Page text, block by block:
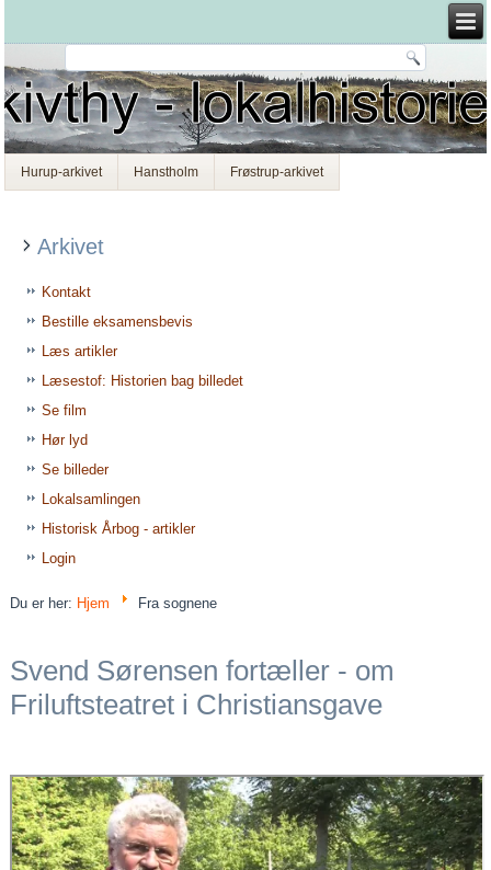
Hurup-arkivet Hanstholm Frøstrup-arkivet
Arkivet
Kontakt
Bestille eksamensbevis
Læs artikler
Læsestof: Historien bag billedet
Se film
Hør lyd
Se billeder
Lokalsamlingen
Historisk Årbog - artikler
Login
Du er her: Hjem Fra sognene
Svend Sørensen fortæller - om
Friluftsteatret i Christiansgave